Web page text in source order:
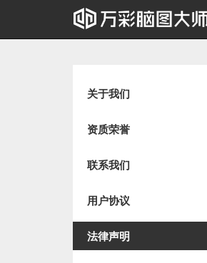
关于我们
资质荣誉
联系我们
用户协议
法律声明